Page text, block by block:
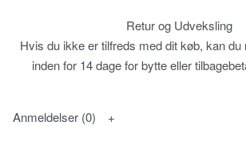
Retur og Udveksling
Hvis du ikke er tilfreds med dit køb, kan du
inden for 14 dage for bytte eller
Anmeldelser (0)